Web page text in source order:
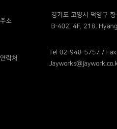
주소
경기도 고양시 덕양구
B-402, 4F, 218,
연락처
Tel 02-948-5757 /